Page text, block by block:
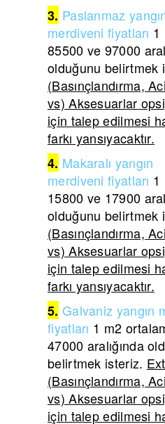
3. Paslanmaz
merdivenifiyatları 1
85500 ve 97000
olduğunu belirtmek
(Basınçlandırma,
vs) Aksesuarlar
için talep edilmesi
farkı yansıyacaktır.
4. Makaralı yangın
merdivenifiyatları 1
15800 ve 17900
olduğunu belirtmek
(Basınçlandırma,
vs) Aksesuarlar
için talep edilmesi
farkı yansıyacaktır.
5. Galvaniz yangın
fiyatları 1 m2
47000 aralığında
belirtmek isteriz.
(Basınçlandırma,
vs) Aksesuarlar
için talep edilmesi